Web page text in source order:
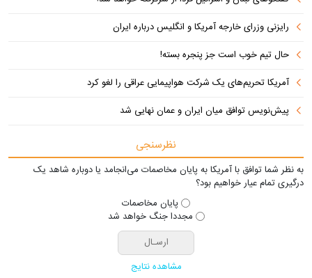
رایزنی وزرای خارجه آمریکا و انگلیس درباره ایران
حال تیم خوب است جز پنجره بسته!
آمریکا تحریم‌های یک شرکت هواپیمایی عراقی را لغو کرد
پیش‌نویس توافق میان ایران و عمان نهایی شد
نظرسنجی
به نظر شما توافق با آمریکا به پایان مخاصمات می‌انجامد یا دوباره شاهد یک
درگیری تمام عیار خواهیم بود؟
پایان مخاصمات
مجددا جنگ خواهد شد
مشاهده نتایج